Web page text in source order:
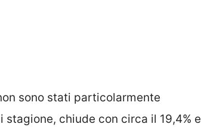
sono stati particolarmente
chiude con circa il 19,4% e